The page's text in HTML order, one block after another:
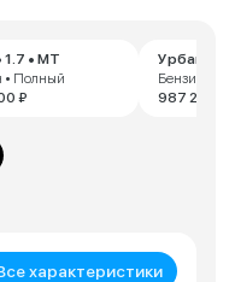
• MT
• Полный
₽
Урбан •
Бензин •
987 200 ₽
характеристики